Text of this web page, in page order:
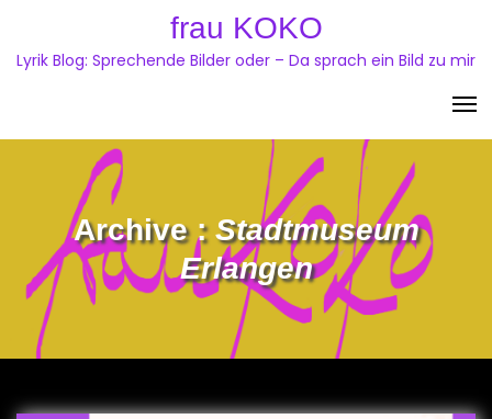
content
frau KOKO
Lyrik Blog: Sprechende Bilder oder – Da sprach ein Bild zu mir
Archive :Stadtmuseum
Erlangen